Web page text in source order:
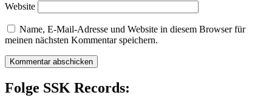
Website
Name, E-Mail-Adresse und Website in diesem Browser für
meinen nächsten Kommentar speichern.
Folge SSK Records: